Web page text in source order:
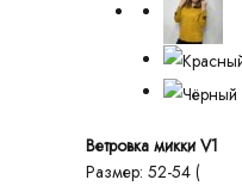
Ветровка микки V1
Размер: 52-54 (